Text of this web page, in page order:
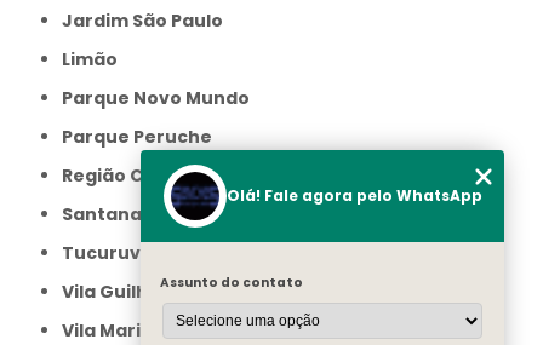
Jardim São Paulo
Limão
Parque Novo Mundo
Parque Peruche
Região Central
Santana
Tucuruvi
Vila Guilherme
Vila Maria
Olá! Fale agora pelo WhatsApp
Assunto do contato